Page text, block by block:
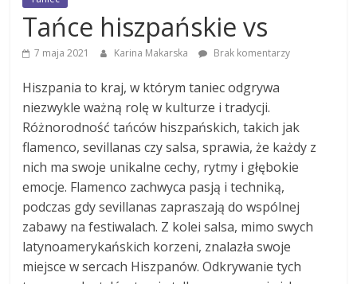
Tańce hiszpańskie vs
7 maja 2021 Karina Makarska Brak komentarzy
Hiszpania to kraj, w którym taniec odgrywa
niezwykle ważną rolę w kulturze i tradycji.
Różnorodność tańców hiszpańskich, takich jak
flamenco, sevillanas czy salsa, sprawia, że każdy z
nich ma swoje unikalne cechy, rytmy i głębokie
emocje. Flamenco zachwyca pasją i techniką,
podczas gdy sevillanas zapraszają do wspólnej
zabawy na festiwalach. Z kolei salsa, mimo swych
latynoamerykańskich korzeni, znalazła swoje
miejsce w sercach Hiszpanów. Odkrywanie tych